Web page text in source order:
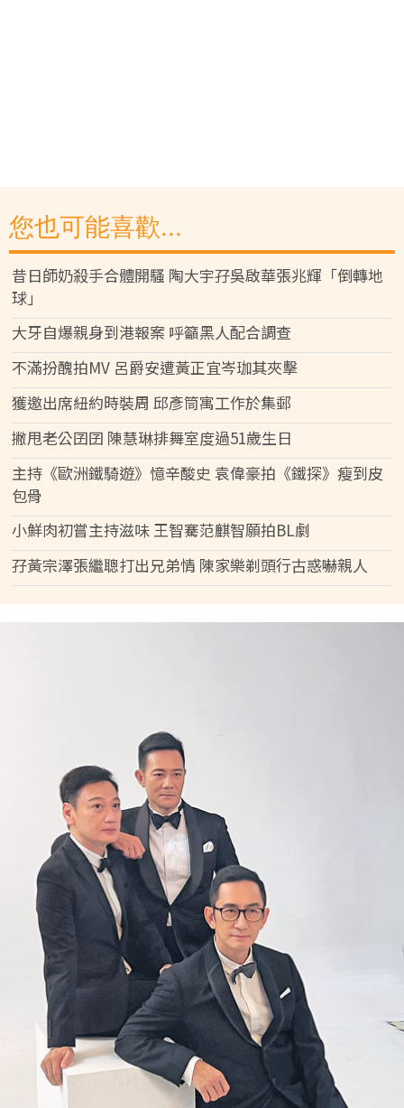
您也可能喜歡...
昔日師奶殺手合體開騷 陶大宇孖吳啟華張兆輝「倒轉地
球」
大牙自爆親身到港報案 呼籲黑人配合調查
不滿扮醜拍MV 呂爵安遭黃正宜岑珈其夾擊
獲邀出席紐約時裝周 邱彥筒寓工作於集郵
撇甩老公囝囝 陳慧琳排舞室度過51歲生日
主持《歐洲鐵騎遊》憶辛酸史 袁偉豪拍《鐵探》瘦到皮
包骨
小鮮肉初嘗主持滋味 王智騫范麒智願拍BL劇
孖黃宗澤張繼聰打出兄弟情 陳家樂剃頭行古惑嚇親人